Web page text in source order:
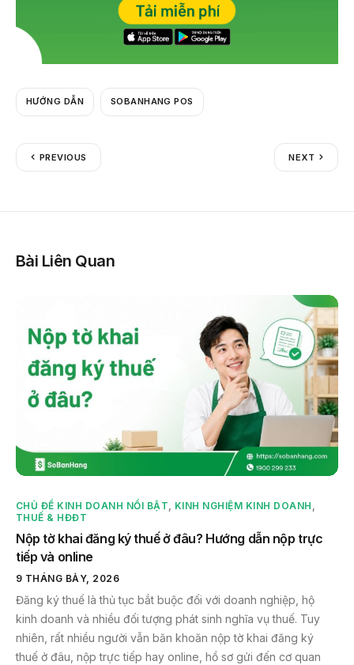
HƯỚNG DẪN SOBANHANG POS
PREVIOUS NEXT
Bài Liên Quan
CHỦ ĐỀ KINH DOANH NỔI BẬT, KINH NGHIỆM KINH DOANH ,
THUẾ & HĐĐT
Nộp tờ khai đăng ký thuế ở đâu? Hướng dẫn nộp trực
tiếp và online
9 THÁNG BẢY, 2026
Đăng ký thuế là thủ tục bắt buộc đối với doanh nghiệp, hộ
kinh doanh và nhiều đối tượng phát sinh nghĩa vụ thuế. Tuy
nhiên, rất nhiều người vẫn băn khoăn nộp tờ khai đăng ký
thuế ở đâu, nộp trực tiếp hay online, hồ sơ gửi đến cơ quan